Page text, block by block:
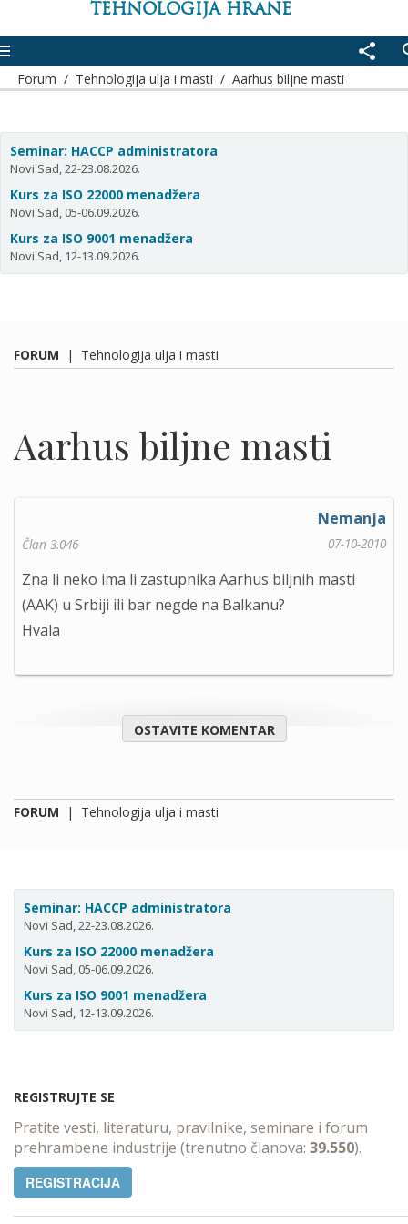
TEHNOLOGIJA HRANE
share
Forum / Tehnologija ulja i masti / Aarhus biljne masti
Seminar: HACCP administratora
Novi Sad, 22-23.08.2026.
Kurs za ISO 22000 menadžera
Novi Sad, 05-06.09.2026.
Kurs za ISO 9001 menadžera
Novi Sad, 12-13.09.2026.
FORUM | Tehnologija ulja i masti
Aarhus biljne masti
Nemanja
Član 3.046 07-10-2010
Zna li neko ima li zastupnika Aarhus biljnih masti
(AAK) u Srbiji ili bar negde na Balkanu?
Hvala
OSTAVITE KOMENTAR
FORUM | Tehnologija ulja i masti
Seminar: HACCP administratora
Novi Sad, 22-23.08.2026.
Kurs za ISO 22000 menadžera
Novi Sad, 05-06.09.2026.
Kurs za ISO 9001 menadžera
Novi Sad, 12-13.09.2026.
REGISTRUJTE SE
Pratite vesti, literaturu, pravilnike, seminare i forum
prehrambene industrije (trenutno članova: 39.550).
REGISTRACIJA